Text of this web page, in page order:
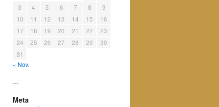
3
4 5 6 7 8
9
10
11 12 13 14 15
16
17
18 19 20 21 22
23
24
25 26 27 28 29
30
31
« Nov.
---
Meta